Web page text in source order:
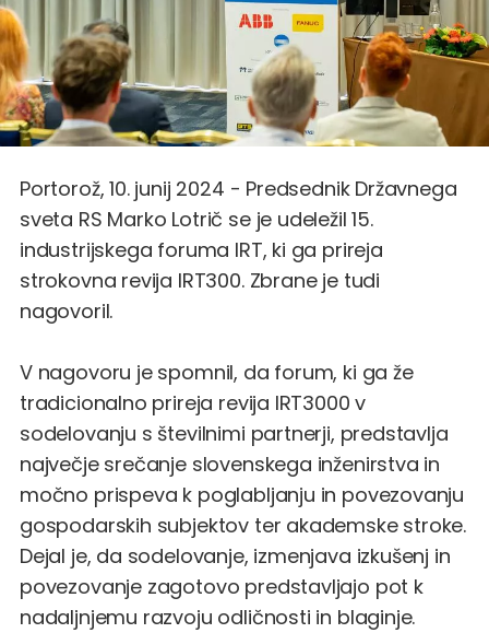
Portorož, 10. junij 2024 - Predsednik Državnega
sveta RS Marko Lotrič se je udeležil 15.
industrijskega foruma IRT, ki ga prireja
strokovna revija IRT300. Zbrane je tudi
nagovoril.
V nagovoru je spomnil, da forum, ki ga že
tradicionalno prireja revija IRT3000 v
sodelovanju s številnimi partnerji, predstavlja
največje srečanje slovenskega inženirstva in
močno prispeva k poglabljanju in povezovanju
gospodarskih subjektov ter akademske stroke.
Dejal je, da sodelovanje, izmenjava izkušenj in
povezovanje zagotovo predstavljajo pot k
nadaljnjemu razvoju odličnosti in blaginje.